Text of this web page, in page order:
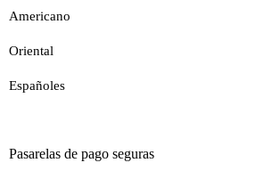
Americano
Oriental
Españoles
Pasarelas de pago seguras